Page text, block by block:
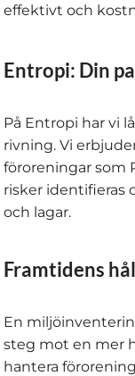
effektivt och
Entropi: Din
På Entropi har vi
rivning. Vi
föroreningar som
risker identifieras
och lagar.
Framtidens
En
steg mot en mer
hantera